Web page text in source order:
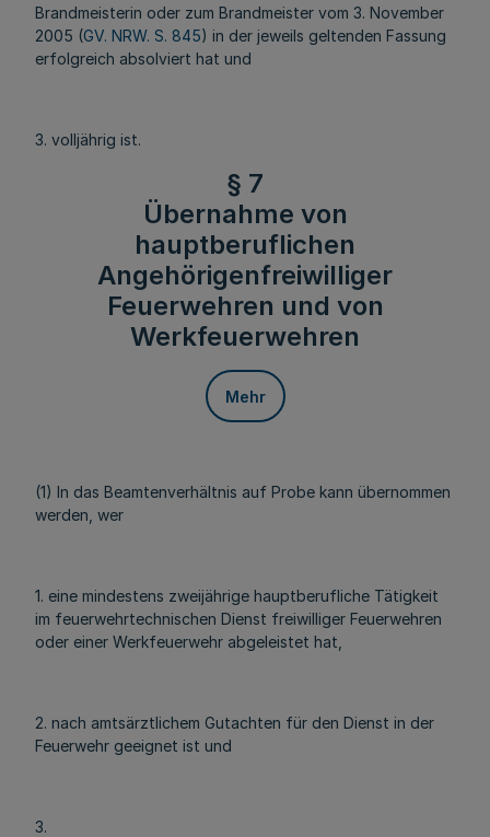
Brandmeisterin oder zum Brandmeister vom 3. November
2005 (GV. NRW. S. 845) in der jeweils geltenden Fassung
erfolgreich absolviert hat und
3. volljährig ist.
§ 7
Übernahme von
hauptberuflichen
Angehörigenfreiwilliger
Feuerwehren und von
Werkfeuerwehren
Mehr
(1) In das Beamtenverhältnis auf Probe kann übernommen
werden, wer
1. eine mindestens zweijährige hauptberufliche Tätigkeit
im feuerwehrtechnischen Dienst freiwilliger Feuerwehren
oder einer Werkfeuerwehr abgeleistet hat,
2. nach amtsärztlichem Gutachten für den Dienst in der
Feuerwehr geeignet ist und
3.